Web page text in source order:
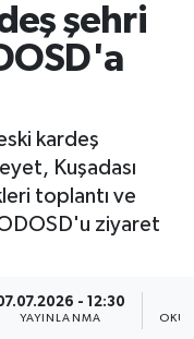
şehri
kardeş
Kuşadası
toplantı ve
ziyaret
- 12:30
YAYINLANMA